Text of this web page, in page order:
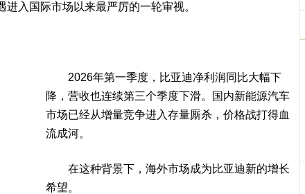
入国际市场以来最严厉的一轮审视。
2026年第一季度，比亚迪净利润同比大幅下
降，营收也连续第三个季度下滑。国内新能源汽车
市场已经从增量竞争进入存量厮杀，价格战打得血
流成河。
在这种背景下，海外市场成为比亚迪新的增长
希望。